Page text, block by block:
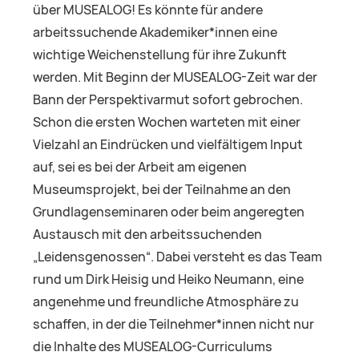
über MUSEALOG! Es könnte für andere
arbeitssuchende Akademiker*innen eine
wichtige Weichenstellung für ihre Zukunft
werden. Mit Beginn der MUSEALOG-Zeit war der
Bann der Perspektivarmut sofort gebrochen.
Schon die ersten Wochen warteten mit einer
Vielzahl an Eindrücken und vielfältigem Input
auf, sei es bei der Arbeit am eigenen
Museumsprojekt, bei der Teilnahme an den
Grundlagenseminaren oder beim angeregten
Austausch mit den arbeitssuchenden
„Leidensgenossen“. Dabei versteht es das Team
rund um Dirk Heisig und Heiko Neumann, eine
angenehme und freundliche Atmosphäre zu
schaffen, in der die Teilnehmer*innen nicht nur
die Inhalte des MUSEALOG-Curriculums